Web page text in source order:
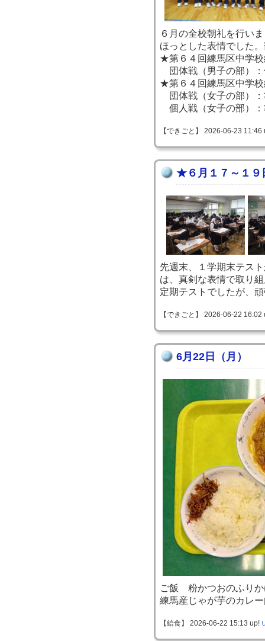
６月の全校朝礼を行い
ほっとした表情でした
★第６４回練馬区中学
団体戦（男子の部）
★第６４回練馬区中学
団体戦（女子の部）
個人戦（女子の部）
【できごと】 2026-06-23
★６月１７～１９
先週末、１学期末テス
は、真剣な表情で取り
定期テストでしたが、
【できごと】 2026-06-22
6月22日（月）
ご飯 粉かつおのふりか
練馬産じゃが芋のカレ
【給食】 2026-06-22 15:13 up!